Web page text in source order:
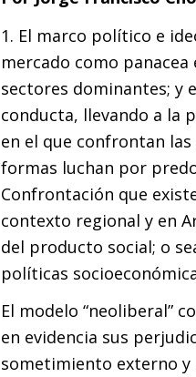
1. El marco político e
mercado como
sectores dominantes; y
conducta, llevando a la
en el que confrontan
formas luchan por
Confrontación que
contexto regional y en
del producto social; o
políticas
El modelo “neoliberal”
en evidencia sus
sometimiento externo y